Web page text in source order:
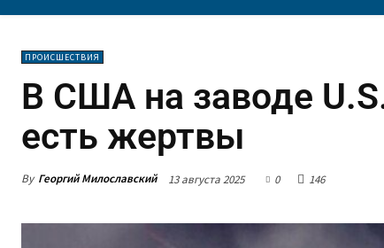
ПРОИСШЕСТВИЯ
В США на заводе
есть жертвы
By Георгий Милославский 13 августа 2025 0 146